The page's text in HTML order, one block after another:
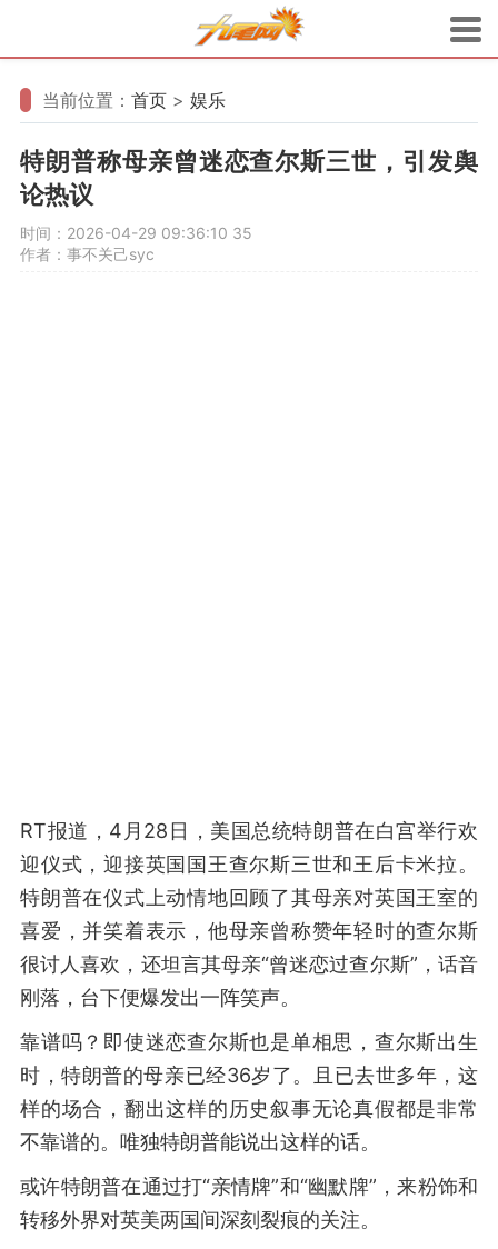
当前位置： 首页 > 娱乐
特朗普称母亲曾迷恋查尔斯三世，引发舆
论热议
时间：2026-04-29 09:36:10 35
作者：事不关己syc
RT报道，4月28日，美国总统特朗普在白宫举行欢
迎仪式，迎接英国国王查尔斯三世和王后卡米拉。
特朗普在仪式上动情地回顾了其母亲对英国王室的
喜爱，并笑着表示，他母亲曾称赞年轻时的查尔斯
很讨人喜欢，还坦言其母亲“曾迷恋过查尔斯”，话音
刚落，台下便爆发出一阵笑声。
靠谱吗？即使迷恋查尔斯也是单相思，查尔斯出生
时，特朗普的母亲已经36岁了。且已去世多年，这
样的场合，翻出这样的历史叙事无论真假都是非常
不靠谱的。唯独特朗普能说出这样的话。
或许特朗普在通过打“亲情牌”和“幽默牌”，来粉饰和
转移外界对英美两国间深刻裂痕的关注。